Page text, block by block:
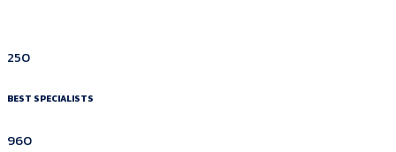
250
BEST SPECIALISTS
960